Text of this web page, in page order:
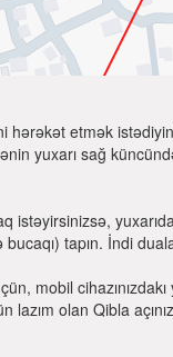
etmək
yuxarı sağ
tapın. İndi
mobil
olan Qibla